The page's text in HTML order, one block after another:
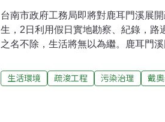
台南市政府工務局即將對鹿耳門溪展
生，2日利用假日實地勘察、紀錄，路
之名不除，生活將無以為繼。鹿耳門
由於國內目前並沒有河川底泥的安全
相關單位後來協調決定由水利單位出
生活環境 疏浚工程 污染治理 戴